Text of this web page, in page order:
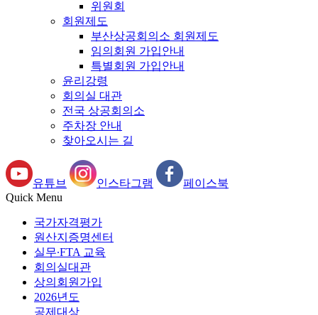
위원회
회원제도
부산상공회의소 회원제도
임의회원 가입안내
특별회원 가입안내
윤리강령
회의실 대관
전국 상공회의소
주차장 안내
찾아오시는 길
유튜브 인스타그램
페이스북
Quick Menu
국가자격평가
원산지증명센터
실무∙FTA 교육
회의실대관
상의회원가입
2026년도
공제대상